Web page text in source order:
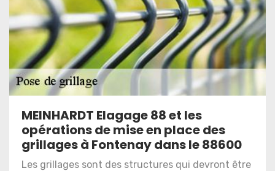
MEINHARDT Elagage 88 et les
opérations de mise en place des
grillages à Fontenay dans le 88600
Les grillages sont des structures qui devront être